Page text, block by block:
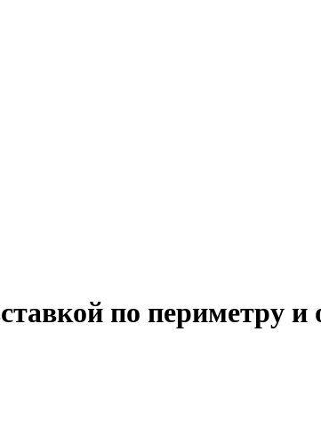
по периметру и